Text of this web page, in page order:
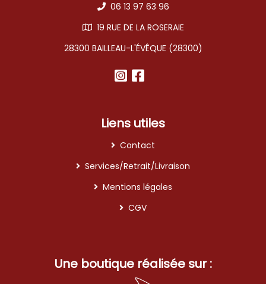
06 13 97 63 96
19 RUE DE LA ROSERAIE
28300 BAILLEAU-L'ÉVÊQUE (28300)
Liens utiles
Contact
Services/Retrait/Livraison
Mentions légales
CGV
Une boutique réalisée sur :